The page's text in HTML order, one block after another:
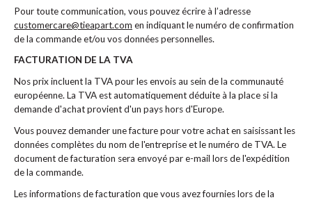
Pour toute communication, vous pouvez écrire à l’adresse
customercare@tieapart.com en indiquant le numéro de confirmation
de la commande et/ou vos données personnelles.
FACTURATION DE LA TVA
Nos prix incluent la TVA pour les envois au sein de la communauté
européenne. La TVA est automatiquement déduite à la place si la
demande d'achat provient d'un pays hors d'Europe.
Vous pouvez demander une facture pour votre achat en saisissant les
données complètes du nom de l'entreprise et le numéro de TVA. Le
document de facturation sera envoyé par e-mail lors de l'expédition
de la commande.
Les informations de facturation que vous avez fournies lors de la